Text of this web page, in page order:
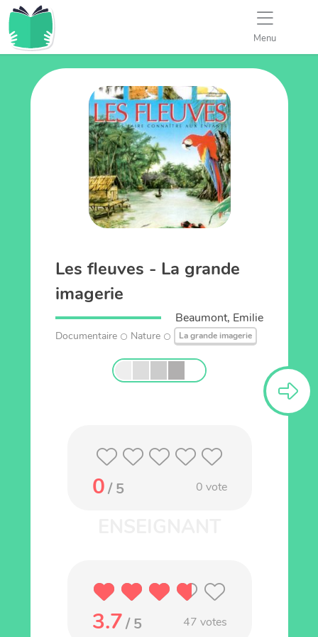
Menu
Les fleuves - La grande
imagerie
Beaumont, Emilie
Documentaire Nature La grande imagerie
0/ 5 0 vote
3.7/ 5 47 votes